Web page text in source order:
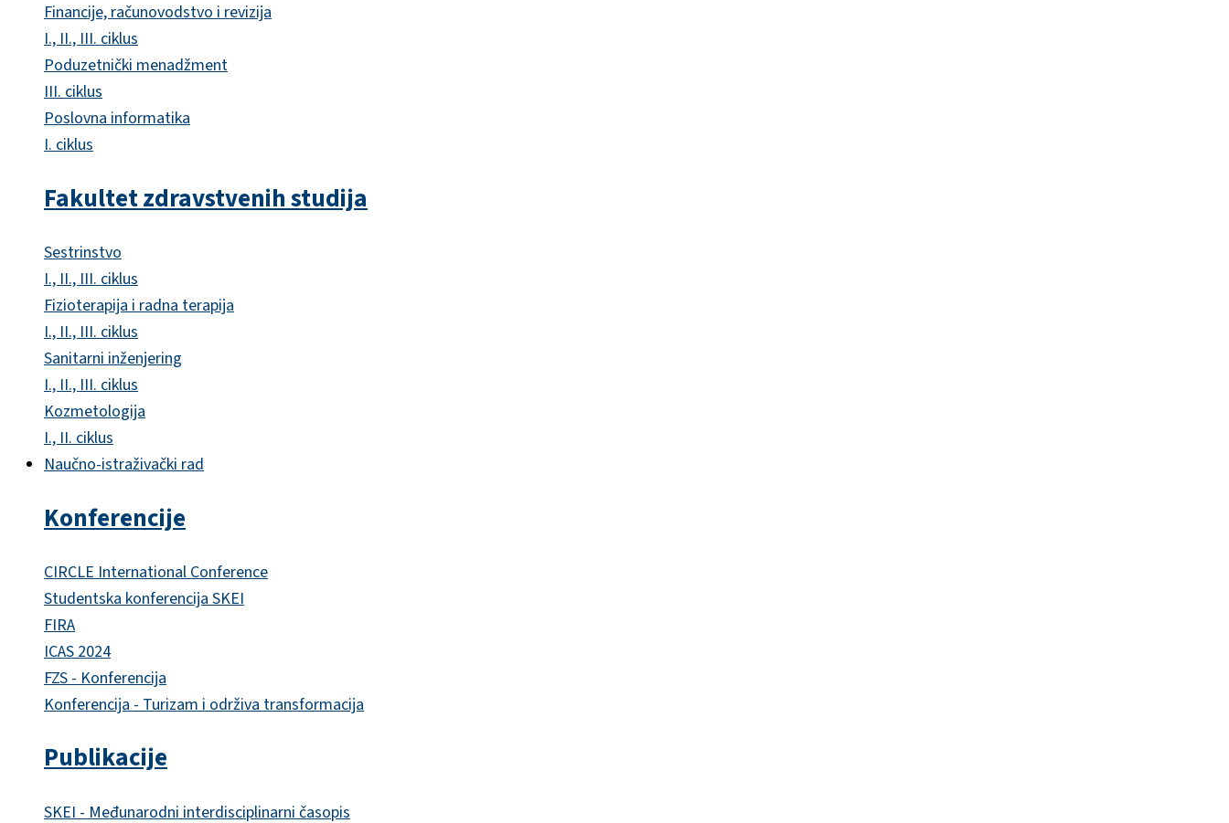
Financije, računovodstvo i revizija
I., II., III. ciklus
Poduzetnički menadžment
III. ciklus
Poslovna informatika
I. ciklus
Fakultet zdravstvenih studija
Sestrinstvo
I., II., III. ciklus
Fizioterapija i radna terapija
I., II., III. ciklus
Sanitarni inženjering
I., II., III. ciklus
Kozmetologija
I., II. ciklus
Naučno-istraživački rad
Konferencije
CIRCLE International Conference
Studentska konferencija SKEI
FIRA
ICAS 2024
FZS - Konferencija
Konferencija - Turizam i održiva transformacija
Publikacije
SKEI - Međunarodni interdisciplinarni časopis